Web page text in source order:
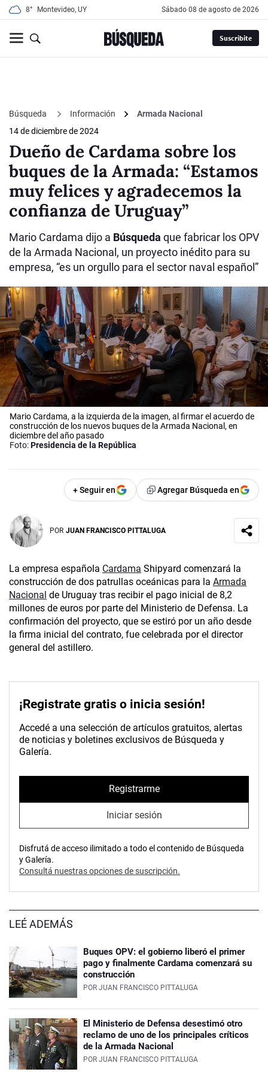
8° Montevideo, UY sábado 08 de agosto de 2026
Suscribite
Búsqueda Información
Armada Nacional
14 de diciembre de 2024
Dueño de Cardama sobre los
buques de la Armada: “Estamos
muy felices y agradecemos la
confianza de Uruguay”
Mario Cardama dijo a Búsqueda que fabricar los OPV
de la Armada Nacional, un proyecto inédito para su
empresa, “es un orgullo para el sector naval español”
Mario Cardama, a la izquierda de la imagen, al firmar el acuerdo de
construcción de los nuevos buques de la Armada Nacional, en
diciembre del año pasado
Foto:Presidencia de la República
+ Seguir en Agregar Búsqueda en
POR JUAN FRANCISCO PITTALUGA
La empresa española Cardama Shipyard comenzará la
construcción de dos patrullas oceánicas para la Armada
Nacional de Uruguay tras recibir el pago inicial de 8,2
millones de euros por parte del Ministerio de Defensa. La
confirmación del proyecto, que se estiró por un año desde
la firma inicial del contrato, fue celebrada por el director
general del astillero.
¡Registrate gratis o inicia sesión!
Accedé a una selección de artículos gratuitos, alertas
de noticias y boletines exclusivos de Búsqueda y
Galería.
Registrarme
Iniciar sesión
Disfrutá de acceso ilimitado a todo el contenido de Búsqueda
y Galería.
Consultá nuestras opciones de suscripción.
LEÉ ADEMÁS
Buques OPV: el gobierno liberó el primer
pago y finalmente Cardama comenzará su
construcción
POR JUAN FRANCISCO PITTALUGA
El Ministerio de Defensa desestimó otro
reclamo de uno de los principales críticos
de la Armada Nacional
POR JUAN FRANCISCO PITTALUGA